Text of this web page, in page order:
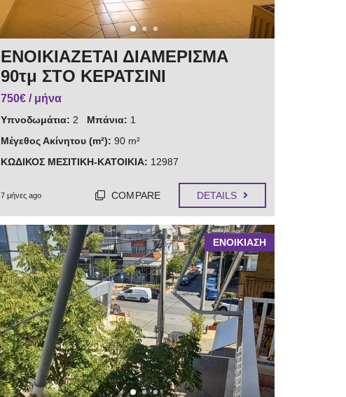
ΕΝΟΙΚΙΑΖΕΤΑΙ ΔΙΑΜΕΡΙΣΜΑ
90τμ ΣΤΟ ΚΕΡΑΤΣΙΝΙ
750€ / μήνα
Υπνοδωμάτια: 2 Μπάνια: 1
Μέγεθος Ακίνητου (m²): 90 m²
ΚΩΔΙΚΟΣ ΜΕΣΙΤΙΚΗ-ΚΑΤΟΙΚΙΑ: 12987
7 μήνες ago COMPARE DETAILS
ΕΝΟΙΚΙΑΣΗ